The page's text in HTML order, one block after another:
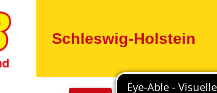
Schleswig-Holstein